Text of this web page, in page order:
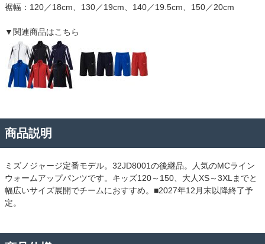
裾幅：120／18cm、130／19cm、140／19.5cm、150／20cm
▼関連商品はこちら
商品説明
ミズノジャージ定番モデル。32JD8001の後継品。人気のMCライン
ウォームアップパンツです。キッズ120～150、大人XS～3XLまでと
幅広いサイズ展開でチームにおすすめ。■2027年12月末以降終了予
定。